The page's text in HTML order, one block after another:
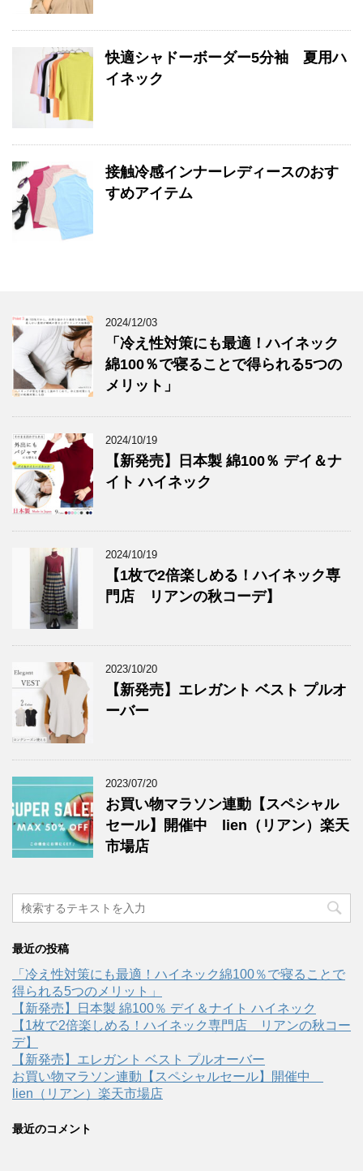
快適シャドーボーダー5分袖 夏用ハ
イネック
接触冷感インナーレディースのおす
すめアイテム
2024/12/03
「冷え性対策にも最適！ハイネック
綿100％で寝ることで得られる5つの
メリット」
2024/10/19
【新発売】日本製 綿100％ デイ＆ナ
イト ハイネック
2024/10/19
【1枚で2倍楽しめる！ハイネック専
門店 リアンの秋コーデ】
2023/10/20
【新発売】エレガント ベスト プルオ
ーバー
2023/07/20
お買い物マラソン連動【スペシャル
セール】開催中 lien（リアン）楽天
市場店
最近の投稿
「冷え性対策にも最適！ハイネック綿100％で寝ることで
得られる5つのメリット」
【新発売】日本製 綿100％ デイ＆ナイト ハイネック
【1枚で2倍楽しめる！ハイネック専門店 リアンの秋コー
デ】
【新発売】エレガント ベスト プルオーバー
お買い物マラソン連動【スペシャルセール】開催中
lien（リアン）楽天市場店
最近のコメント